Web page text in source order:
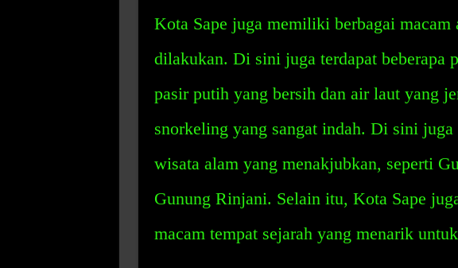
Kota Sape juga memiliki berbagai
dilakukan. Di sini juga terdapat beberapa
pasir putih yang bersih dan air laut yang
snorkeling yang sangat indah. Di sini juga
wisata alam yang menakjubkan, seperti
Gunung Rinjani. Selain itu, Kota Sape
macam tempat sejarah yang menarik